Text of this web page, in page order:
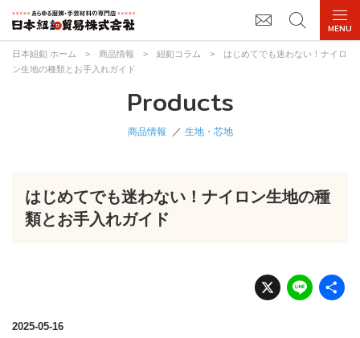
日本紐釦 ホーム > 商品情報 > 紐釦コラム >
はじめてでも迷わない！ナイロ
ン生地の種類とお手入れガイド
Products
商品情報 生地・芯地
はじめてでも迷わない！ナイロン生地の種
類とお手入れガイド
X Li
n
2025-05-16